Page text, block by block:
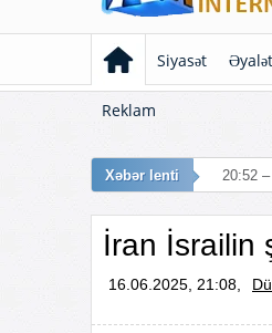
Siyasət Əyalət
Reklam
Xəbər lenti 20:52 –
İran İsrailin
16.06.2025, 21:08,